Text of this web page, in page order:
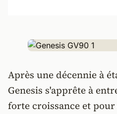
Après une décennie à
Genesis s'apprête à
forte croissance et